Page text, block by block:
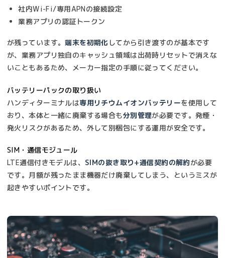
社内Wi-Fi/専用APNの接続設定
業務アプリの認証トークン
が残っています。端末を初期化 してから引き渡すのが基本です
が、業務アプリ独自のキャッシュ領域は出荷時リセットで消えな
いこともあるため、メーカー指定の手順に従ってください。
バッテリーパックの取り扱い
ハンディターミナルは専用リチウムイオンバッテリーを使用して
おり、本体と一緒に廃棄する場合も分別管理が必要です。発煙・
発火リスクがあるため、外して別梱包にする運用が安全です。
SIM・通信モジュール
LTE通信付きモデルは、 SIMの抜き取り+通信契約の解約が必要
です。月額が残ったまま機器だけ廃棄してしまう、というミスが
起きやすいポイントです。